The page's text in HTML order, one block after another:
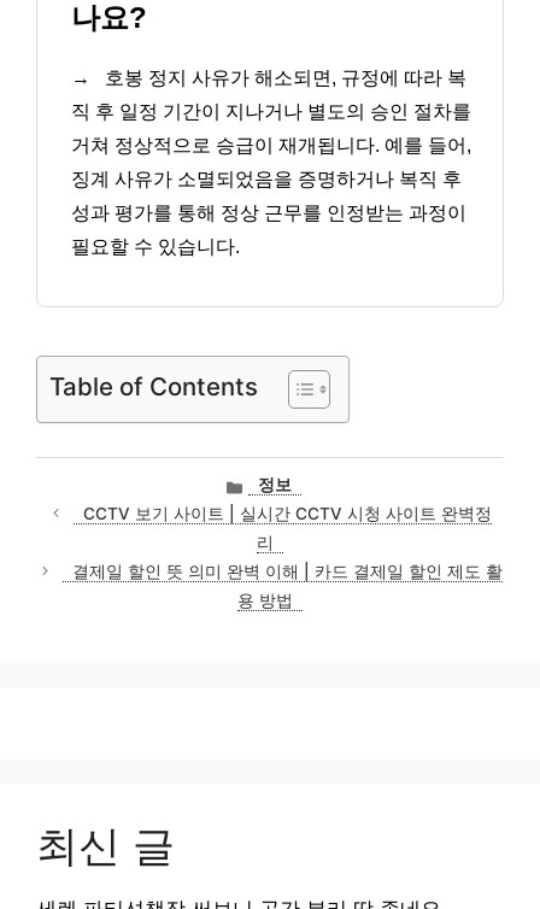
나요?
→
호봉 정지 사유가 해소되면, 규정에 따라 복
직 후 일정 기간이 지나거나 별도의 승인 절차를
거쳐 정상적으로 승급이 재개됩니다. 예를 들어,
징계 사유가 소멸되었음을 증명하거나 복직 후
성과 평가를 통해 정상 근무를 인정받는 과정이
필요할 수 있습니다.
Table of Contents
카
테
고
리
정보
CCTV 보기 사이트 | 실시간 CCTV 시청 사이트 완벽정
리
결제일 할인 뜻 의미 완벽 이해 | 카드 결제일 할인 제도 활
용 방법
최신 글